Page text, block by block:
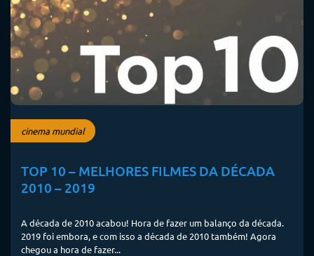
cinema mundial
TOP 10 – MELHORES FILMES DA DÉCADA
2010 – 2019
A década de 2010 acabou! Hora de fazer um balanço da década.
2019 foi embora, e com isso a década de 2010 também! Agora
chegou a hora de fazer...